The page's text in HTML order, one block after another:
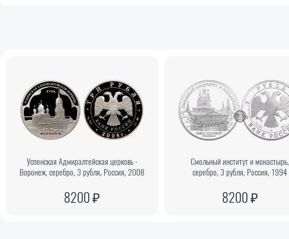
Успенская Адмиралтейская церковь -
Воронеж, серебро, 3 рубля, Россия, 2008
8200 ₽
Смольный институт и монастырь,
серебро, 3 рубля, Россия, 1994
8200 ₽